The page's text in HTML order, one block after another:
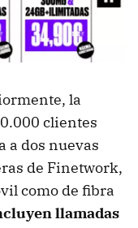
la
clientes
a dos nuevas
de Finetwork,
como de fibra
llamadas